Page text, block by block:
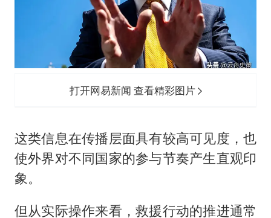
打开网易新闻 查看精彩图片
这类信息在传播层面具有较高可见度，也
使外界对不同国家的参与节奏产生直观印
象。
但从实际操作来看，救援行动的推进通常